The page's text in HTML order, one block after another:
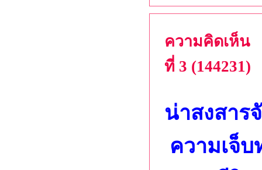
ความคิดเห็น
ที่ 3 (144231)
น่าสงสาร
ความเจ็